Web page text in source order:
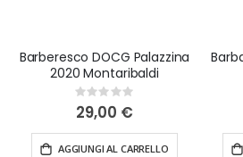
Barberesco DOCG Palazzina
2020 Montaribaldi
Rating:
0%
29,00 €
AGGIUNGI AL CARRELLO